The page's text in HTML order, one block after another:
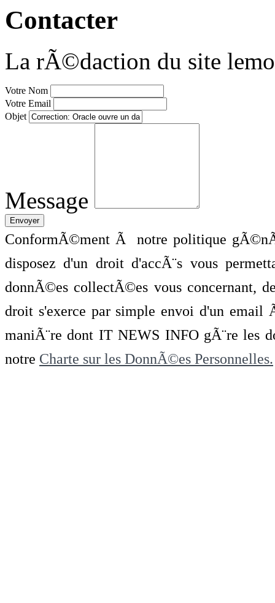
Contacter
La rÃ©daction du site
Votre Nom
Votre Email
Objet
Message
ConformÃ©ment Ã notre politique
disposez d'un droit d'accÃ¨s vous
donnÃ©es collectÃ©es vous concernant,
droit s'exerce par simple envoi d'un
maniÃ¨re dont IT NEWS INFO gÃ¨re les
notre Charte sur les DonnÃ©es Personnelles.